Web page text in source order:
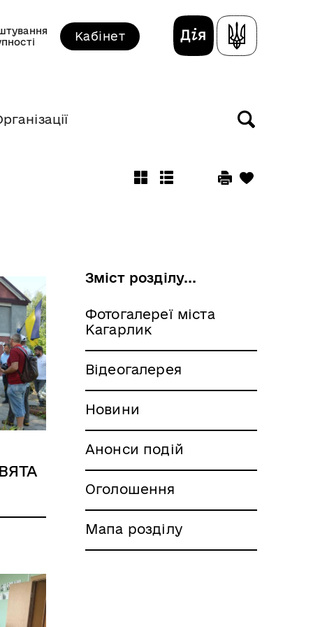
Кабінет
Зміст розділу...
Фотогалереї міста
Кагарлик
Відеогалерея
Новини
Анонси подій
Оголошення
Мапа розділу